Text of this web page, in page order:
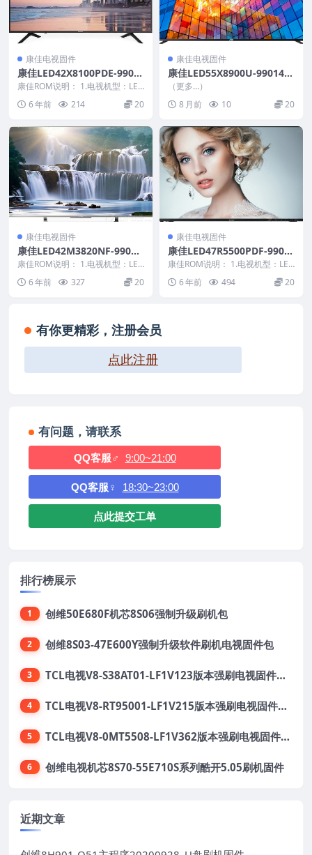
康佳电视固件
康佳LED42X8100PDE-9901
2289-V1.0.05原厂系统刷机
电视固件包下载
康佳ROM说明： 1.电视机型：LED
42X8100PDE 2.物料号：9901...
6 年前 214 20
康佳电视固件
康佳LED55X8900U-990144
89-V2.0.07_U盘升级包_U盘
刷机固件
（更多…）
8 月前
10 20
康佳电视固件
康佳LED42M3820NF-99011
647-V1.1.08原厂系统刷机电
视固件包下载
康佳ROM说明： 1.电视机型：LED
42M3820NF 2.物料号：99011...
6 年前 327 20
康佳电视固件
康佳LED47R5500PDF-9901
1544-V1.0.09原厂系统刷机
电视固件包下载
康佳ROM说明： 1.电视机型：LED
47R5500PDF 2.物料号：9901...
6 年前 494 20
有你更精彩，注册会员
点此注册
有问题，请联系
QQ客服♂ 9:00~21:00
QQ客服♀ 18:30~23:00
点此提交工单
排行榜展示
1 创维50E680F机芯8S06强制升级刷机包
2 创维8S03-47E600Y强制升级软件刷机电视固件包
3 TCL电视V8-S38AT01-LF1V123版本强刷电视固件包下载
4 TCL电视V8-RT95001-LF1V215版本强刷电视固件包下载
5 TCL电视V8-0MT5508-LF1V362版本强刷电视固件包下载
6 创维电视机芯8S70-55E710S系列酷开5.05刷机固件
近期文章